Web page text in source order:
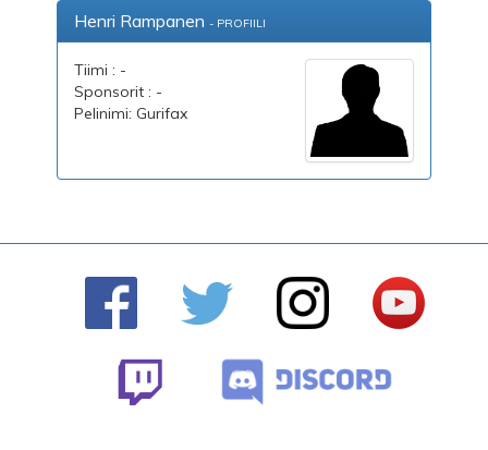
Henri Rampanen - PROFIILI
Tiimi : -
Sponsorit : -
Pelinimi: Gurifax